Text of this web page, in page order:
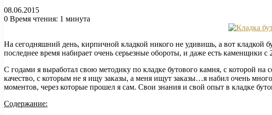
08.06.2015
0 Время чтения: 1 минута
На сегодняшний день, кирпичной кладкой никого не удивишь, а вот кладкой
последнее время набирает очень серьезные обороты, и даже есть каменщики
С годами я выработал свою методику по кладке бутового камня, с которой на
качество, с которым не я ищу заказы, а меня ищут заказы…я набил очень
моментов, через которые прошел я сам. Свои знания и свой опыт в кладке
Содержание: